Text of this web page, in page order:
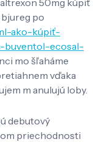
50mg kúpiť
po
ako-kúpiť-
buventol-ecosal-
mo šľaháme
vďaka
m anulujú loby.
debutový
priechodnosti